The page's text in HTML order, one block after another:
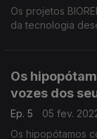
Os projetos BIOREDE e ARTFISH são projetos de transferência
da tecnologia
Os
vozes dos
Ep. 5
05 fev.
Os hipopótamos